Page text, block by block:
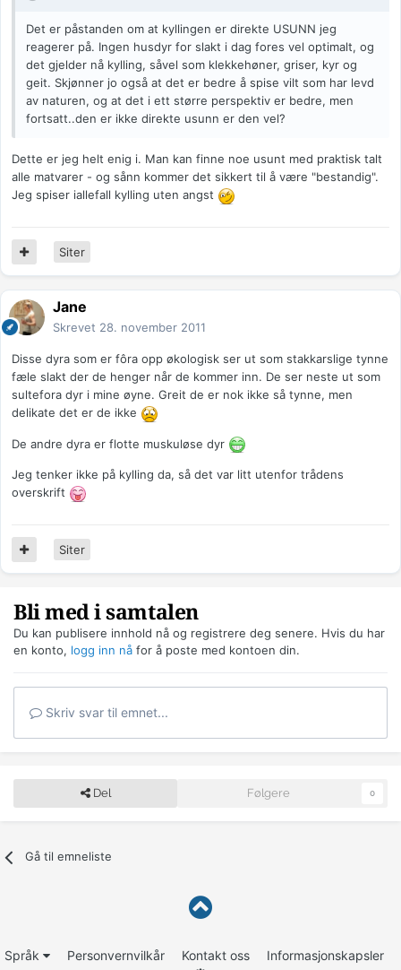
Det er påstanden om at kyllingen er direkte USUNN jeg
reagerer på. Ingen husdyr for slakt i dag fores vel optimalt, og
det gjelder nå kylling, såvel som klekkehøner, griser, kyr og
geit. Skjønner jo også at det er bedre å spise vilt som har levd
av naturen, og at det i ett større perspektiv er bedre, men
fortsatt..den er ikke direkte usunn er den vel?
Dette er jeg helt enig i. Man kan finne noe usunt med praktisk talt
alle matvarer - og sånn kommer det sikkert til å være "bestandig".
Jeg spiser iallefall kylling uten angst
Siter
Jane
Skrevet 28. november 2011
Disse dyra som er fôra opp økologisk ser ut som stakkarslige tynne
fæle slakt der de henger når de kommer inn. De ser neste ut som
sultefora dyr i mine øyne. Greit de er nok ikke så tynne, men
delikate det er de ikke
De andre dyra er flotte muskuløse dyr
Jeg tenker ikke på kylling da, så det var litt utenfor trådens
overskrift
Siter
Bli med i samtalen
Du kan publisere innhold nå og registrere deg senere. Hvis du har
en konto, logg inn nå for å poste med kontoen din.
Skriv svar til emnet...
Del Følgere 0
Gå til emneliste
Språk Personvernvilkår Kontakt oss Informasjonskapsler